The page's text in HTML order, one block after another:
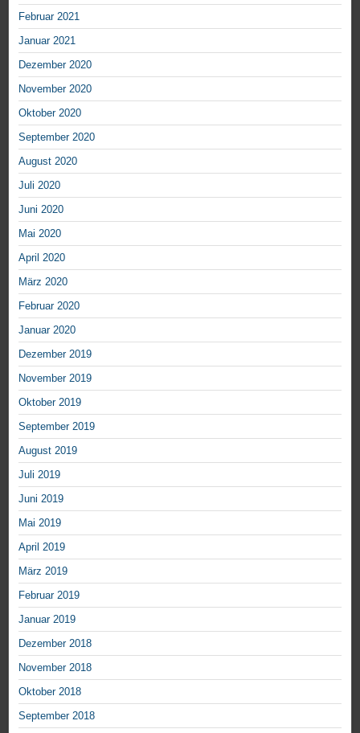
Februar 2021
Januar 2021
Dezember 2020
November 2020
Oktober 2020
September 2020
August 2020
Juli 2020
Juni 2020
Mai 2020
April 2020
März 2020
Februar 2020
Januar 2020
Dezember 2019
November 2019
Oktober 2019
September 2019
August 2019
Juli 2019
Juni 2019
Mai 2019
April 2019
März 2019
Februar 2019
Januar 2019
Dezember 2018
November 2018
Oktober 2018
September 2018